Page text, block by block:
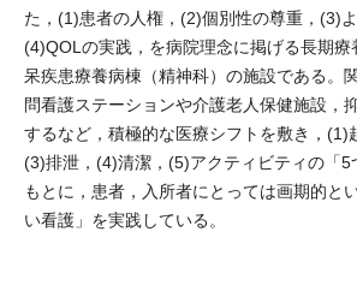
た，(1)患者の人権，(2)個別性の尊重，(3)
(4)QOLの実践，を病院理念に掲げる長期療
呆疾患療養病棟（精神科）の施設である。
問看護ステーションや介護老人保健施設，
するなど，積極的な医療シフトを敷き，(1)
(3)排泄，(4)清潔，(5)アクティビティの「5
もとに，患者，入所者にとっては画期的と
い看護」を実践している。